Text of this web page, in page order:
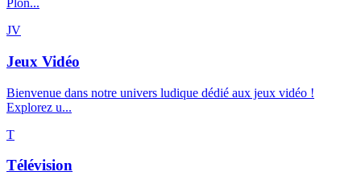
Plon...
JV
Jeux Vidéo
Bienvenue dans notre univers ludique dédié aux jeux vidéo !
Explorez u...
T
Télévision